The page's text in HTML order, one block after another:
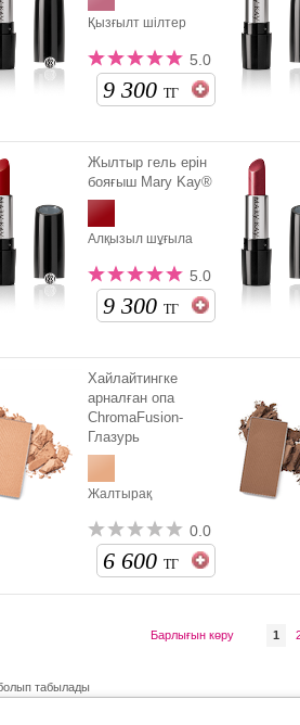
Қызғылт шілтер
5.0
9 300 ТГ
Жылтыр гель ерін
бояғыш Mary Kay®
Алқызыл шұғыла
5.0
9 300 ТГ
Хайлайтингке
арналған опа
ChromaFusion-
Глазурь
Жалтырақ
0.0
6 600 ТГ
Барлығын көру 1
табылады